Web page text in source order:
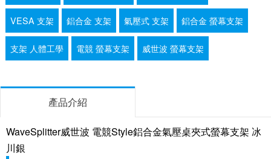
VESA 支架 鋁合金 支架 氣壓式 支架 鋁合金 螢幕支架
支架 人體工學 電競 螢幕支架 威世波 螢幕支架
產品介紹
WaveSplitter威世波 電競Style鋁合金氣壓桌夾式螢幕支架 冰
川銀